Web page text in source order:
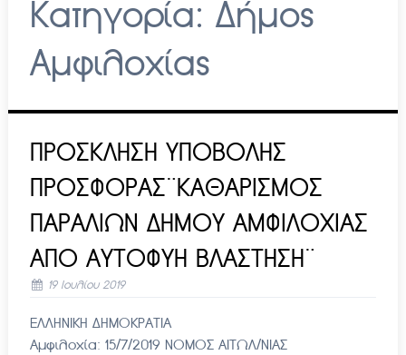
Κατηγορία: Δήμος
Αμφιλοχίας
ΠΡΟΣΚΛΗΣΗ ΥΠΟΒΟΛΗΣ
ΠΡΟΣΦΟΡΑΣ¨ΚΑΘΑΡΙΣΜΟΣ
ΠΑΡΑΛΙΩΝ ΔΗΜΟΥ ΑΜΦΙΛΟΧΙΑΣ
ΑΠΟ ΑΥΤΟΦΥΗ ΒΛΑΣΤΗΣΗ¨
19 Ιουλίου 2019
ΕΛΛΗΝΙΚΗ ΔΗΜΟΚΡΑΤΙΑ
Αμφιλοχία: 15/7/2019 ΝΟΜΟΣ ΑΙΤΩΛ/ΝΙΑΣ